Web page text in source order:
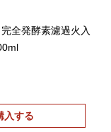
全発酵素濾過火入
入する